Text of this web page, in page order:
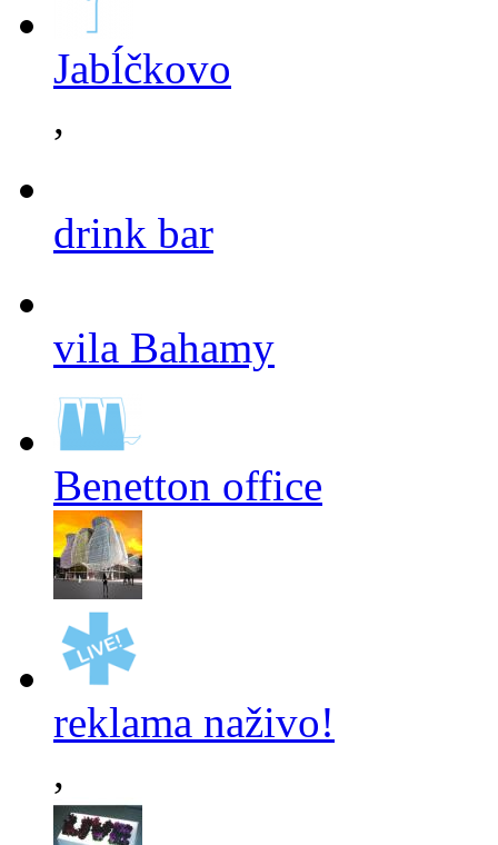
Jabĺčkovo
,
drink bar
vila Bahamy
Benetton office
reklama naživo!
,